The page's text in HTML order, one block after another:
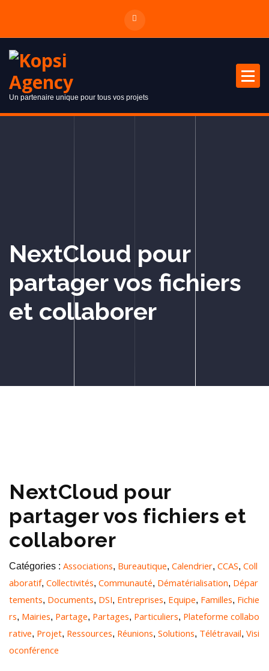
Un partenaire unique pour tous vos projets
NextCloud pour
partager vos fichiers
et collaborer
NextCloud pour
partager vos fichiers et
collaborer
Catégories : Associations, Bureautique, Calendrier, CCAS, Coll
aboratif, Collectivités, Communauté, Dématérialisation, Dépar
tements, Documents, DSI, Entreprises, Equipe, Familles, Fichie
rs, Mairies, Partage, Partages, Particuliers, Plateforme collabo
rative, Projet, Ressources, Réunions, Solutions, Télétravail, Visi
oconférence